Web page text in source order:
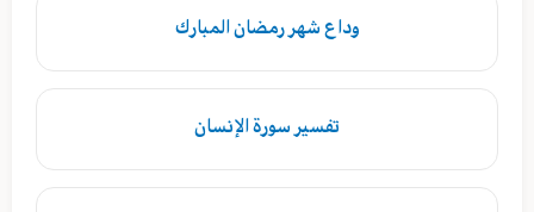
وداع شهر رمضان المبارك
تفسير سورة الإنسان